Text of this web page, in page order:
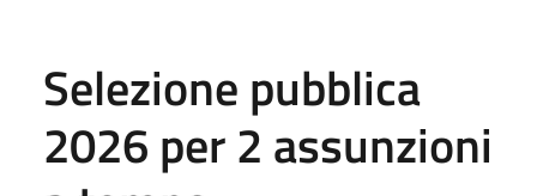
Selezione pubblica
2026 per 2 assunzioni